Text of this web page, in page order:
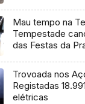
Mau tempo na
Tempestade
das Festas da
Trovoada nos
Registadas
elétricas